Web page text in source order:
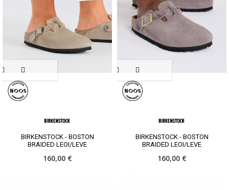
BIRKENSTOCK - BOSTON
BRAIDED LEOI/LEVE
160,00 €
BIRKENSTOCK - BOSTON
BRAIDED LEOI/LEVE
160,00 €